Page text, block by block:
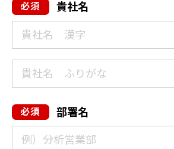
貴社名
部署名